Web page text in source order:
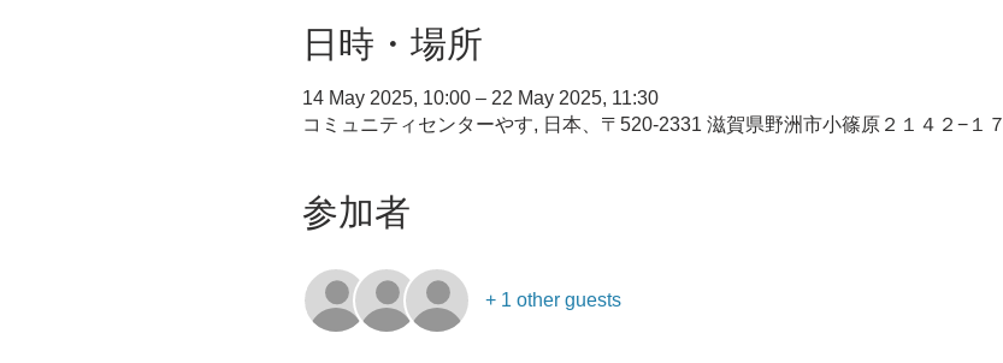
日時・場所
14 May 2025, 10:00 – 22 May 2025, 11:30
コミュニティセンターやす, 日本、〒520-2331 滋賀県野洲市小篠原２１４２−１７
参加者
+ 1 other guests